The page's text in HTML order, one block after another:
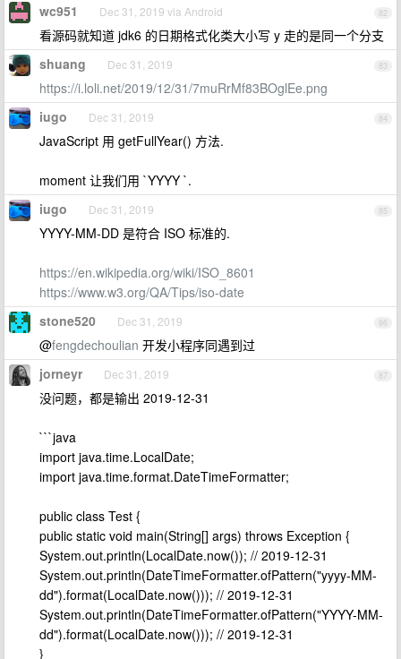
82
wc951 Dec 31, 2019 via Android
看源码就知道 jdk6 的日期格式化类大小写 y 走的是同一个分支
83
shuang Dec 31, 2019
https://i.loli.net/2019/12/31/7muRrMf83BOglEe.png
84
iugo Dec 31, 2019
JavaScript 用 getFullYear() 方法.
moment 让我们用 `YYYY `.
85
iugo Dec 31, 2019
YYYY-MM-DD 是符合 ISO 标准的.
https://en.wikipedia.org/wiki/ISO_8601
https://www.w3.org/QA/Tips/iso-date
86
stone520 Dec 31, 2019
@fengdechoulian 开发小程序同遇到过
87
jorneyr Dec 31, 2019
没问题，都是输出 2019-12-31
```java
import java.time.LocalDate;
import java.time.format.DateTimeFormatter;
public class Test {
public static void main(String[] args) throws Exception {
System.out.println(LocalDate.now()); // 2019-12-31
System.out.println(DateTimeFormatter.ofPattern("yyyy-MM-
dd").format(LocalDate.now())); // 2019-12-31
System.out.println(DateTimeFormatter.ofPattern("YYYY-MM-
dd").format(LocalDate.now())); // 2019-12-31
}